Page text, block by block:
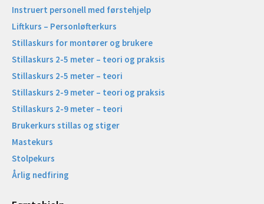
Instruert personell med førstehjelp
Liftkurs – Personløfterkurs
Stillaskurs for montører og brukere
Stillaskurs 2-5 meter – teori og praksis
Stillaskurs 2-5 meter – teori
Stillaskurs 2-9 meter – teori og praksis
Stillaskurs 2-9 meter – teori
Brukerkurs stillas og stiger
Mastekurs
Stolpekurs
Årlig nedfiring